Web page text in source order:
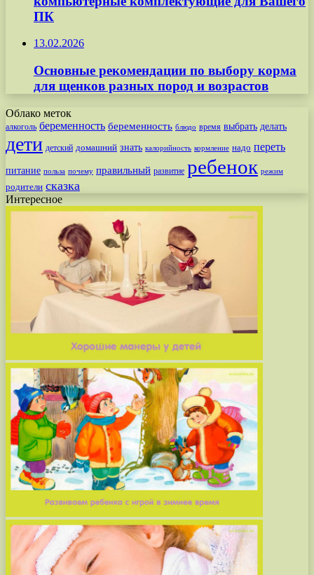
ПК
13.02.2026
Основные рекомендации по выбору корма
для щенков разных пород и возрастов
Облако меток
алкоголь беременность беременность блюдо время выбрать делать
дети детский домашний знать калорийность кормление надо переть
питание польза почему правильный развитие ребенок режим
родители сказка
Интересное